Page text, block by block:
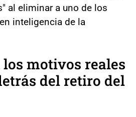
al eliminar a uno de los
inteligencia de la
los motivos reales
del retiro del